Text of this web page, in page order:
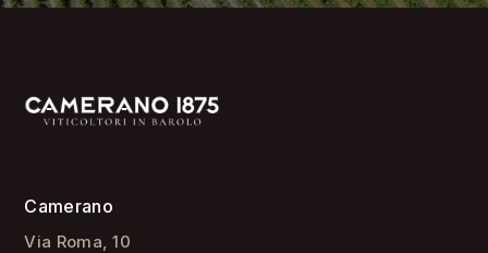
Camerano
Via Roma, 10